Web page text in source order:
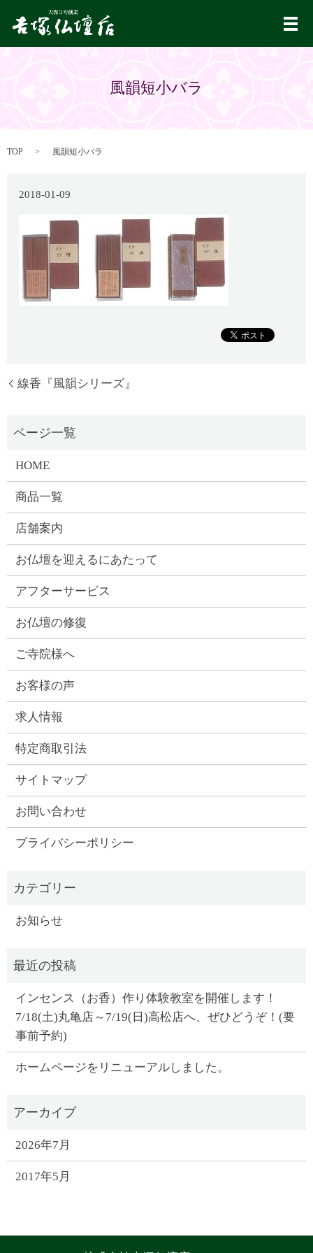
メ
風韻短小バラ
TOP 風韻短小バラ
2018-01-09
線香『風韻シリーズ』
HOME
商品一覧
店舗案内
お仏壇を迎えるにあたって
アフターサービス
お仏壇の修復
ご寺院様へ
お客様の声
求人情報
特定商取引法
サイトマップ
お問い合わせ
プライバシーポリシー
お知らせ
インセンス（お香）作り体験教室を開催します！
7/18(土)丸亀店～7/19(日)高松店へ、ぜひどうぞ！(要
事前予約)
ホームページをリニューアルしました。
2026年7月
2017年5月